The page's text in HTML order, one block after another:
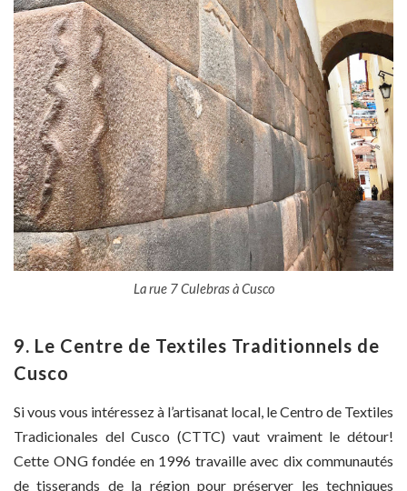
La rue 7 Culebras à Cusco
9. Le Centre de Textiles Traditionnels de
Cusco
Si vous vous intéressez à l’artisanat local, le Centro de Textiles
Tradicionales del Cusco (CTTC) vaut vraiment le détour!
Cette ONG fondée en 1996 travaille avec dix communautés
de tisserands de la région pour préserver les techniques